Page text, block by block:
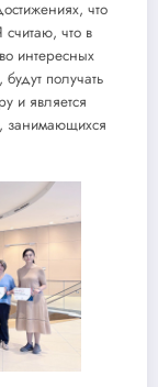
что
считаю, что в
интересных
получать
и является
занимающихся